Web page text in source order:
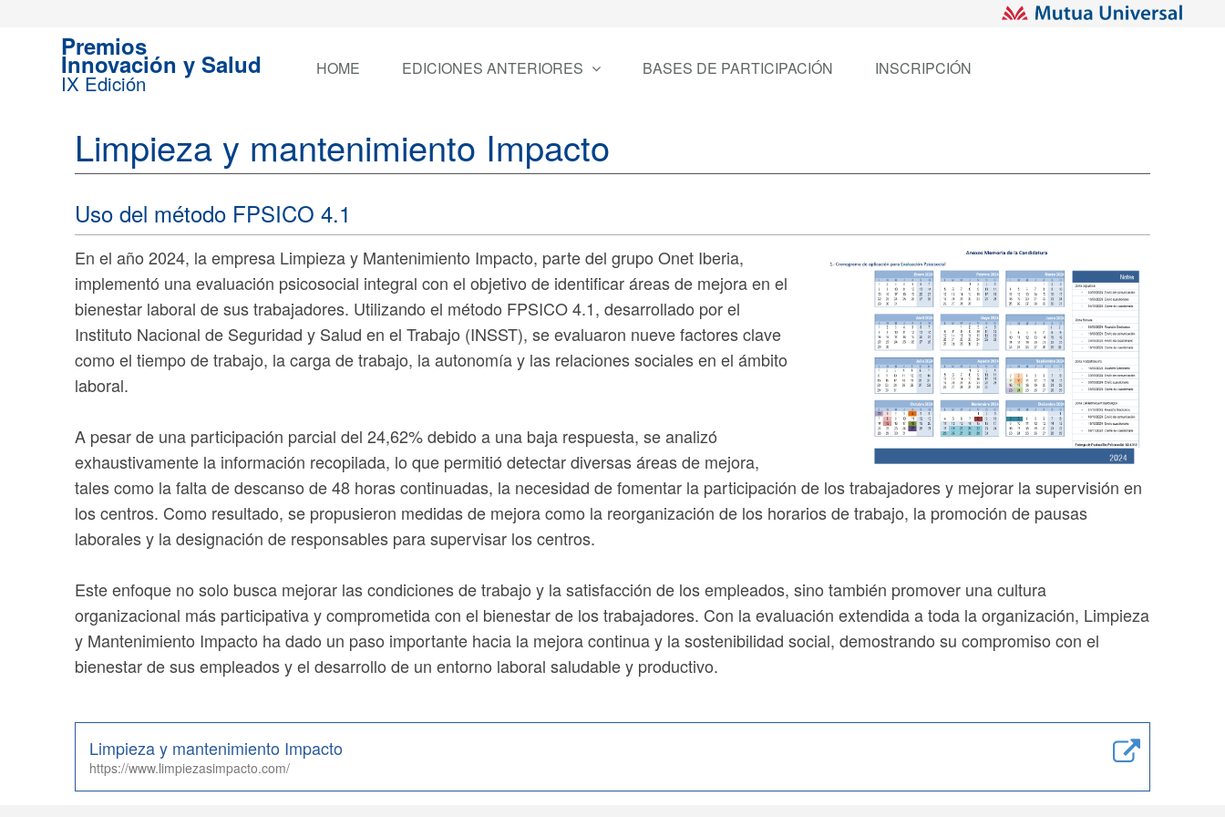
Premios
Innovación y Salud
IX Edición
HOME EDICIONES ANTERIORES BASES DE PARTICIPACIÓN INSCRIPCIÓN
Limpieza y mantenimiento Impacto
Uso del método FPSICO 4.1
En el año 2024, la empresa Limpieza y Mantenimiento Impacto, parte del grupo Onet Iberia,
implementó una evaluación psicosocial integral con el objetivo de identificar áreas de mejora en el
bienestar laboral de sus trabajadores. Utilizando el método FPSICO 4.1, desarrollado por el
Instituto Nacional de Seguridad y Salud en el Trabajo (INSST), se evaluaron nueve factores clave
como el tiempo de trabajo, la carga de trabajo, la autonomía y las relaciones sociales en el ámbito
laboral.
A pesar de una participación parcial del 24,62% debido a una baja respuesta, se analizó
exhaustivamente la información recopilada, lo que permitió detectar diversas áreas de mejora,
tales como la falta de descanso de 48 horas continuadas, la necesidad de fomentar la participación de los trabajadores y mejorar la supervisión en
los centros. Como resultado, se propusieron medidas de mejora como la reorganización de los horarios de trabajo, la promoción de pausas
laborales y la designación de responsables para supervisar los centros.
Este enfoque no solo busca mejorar las condiciones de trabajo y la satisfacción de los empleados, sino también promover una cultura
organizacional más participativa y comprometida con el bienestar de los trabajadores. Con la evaluación extendida a toda la organización, Limpieza
y Mantenimiento Impacto ha dado un paso importante hacia la mejora continua y la sostenibilidad social, demostrando su compromiso con el
bienestar de sus empleados y el desarrollo de un entorno laboral saludable y productivo.
Limpieza y mantenimiento Impacto
https://www.limpiezasimpacto.com/